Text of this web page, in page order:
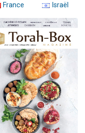
France
Israël